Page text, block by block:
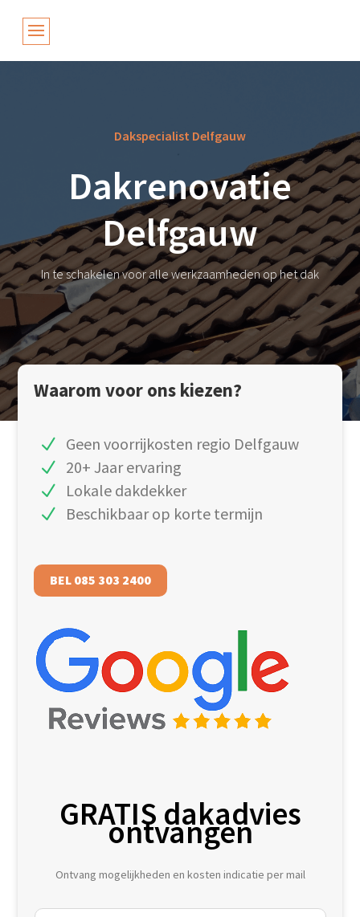
Dakspecialist Delfgauw
Dakrenovatie
Delfgauw
In te schakelen voor alle werkzaamheden op het dak
Waarom voor ons kiezen?
Geen voorrijkosten regio Delfgauw
20+ Jaar ervaring
Lokale dakdekker
Beschikbaar op korte termijn
BEL 085 303 2400
GRATIS dakadvies
ontvangen
Ontvang mogelijkheden en kosten indicatie per mail